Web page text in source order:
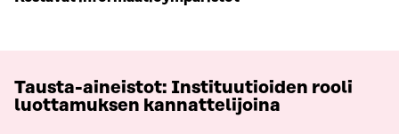
Tausta-aineistot: Instituutioiden rooli
luottamuksen kannattelijoina